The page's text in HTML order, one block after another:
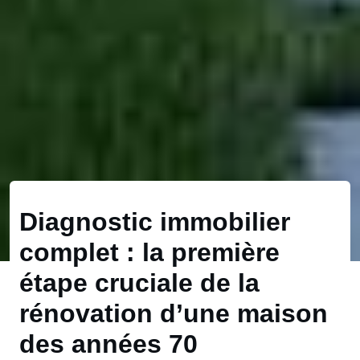
Diagnostic immobilier
complet : la première
étape cruciale de la
rénovation d’une maison
des années 70